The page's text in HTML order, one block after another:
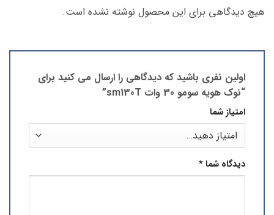
هیچ دیدگاهی برای این محصول نوشته نشده است.
اولین نفری باشید که دیدگاهی را ارسال می کنید برای
“نوک هویه سومو 30 وات sm130T”
امتیاز شما
دیدگاه شما*